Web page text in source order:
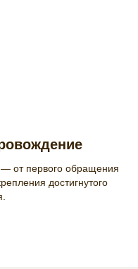
от первого обращения
достигнутого